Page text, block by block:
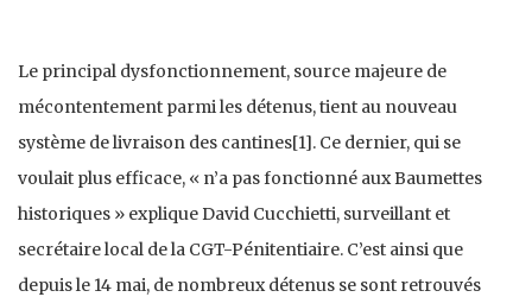
Le principal dysfonctionnement, source majeure de
mécontentement parmi les détenus, tient au nouveau
système de livraison des cantines[1]. Ce dernier, qui se
voulait plus efficace, « n’a pas fonctionné aux Baumettes
historiques » explique David Cucchietti, surveillant et
secrétaire local de la CGT-Pénitentiaire. C’est ainsi que
depuis le 14 mai, de nombreux détenus se sont retrouvés